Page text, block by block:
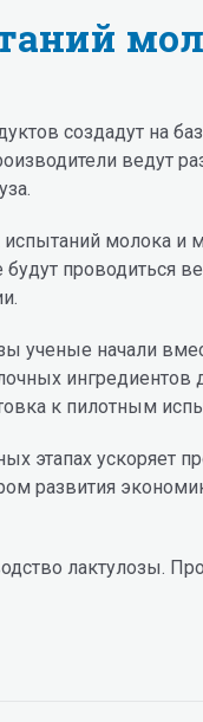
создадут на
ведут
молока
проводиться
ученые начали
ингредиентов
к пилотным
этапах ускоряет
развития
лактулозы.